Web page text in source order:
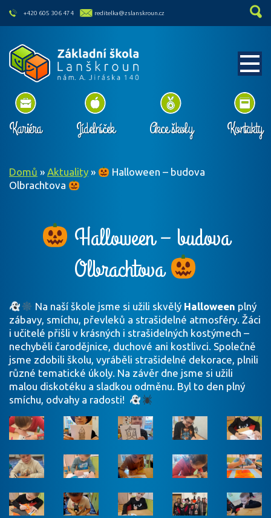
skip to main content
+420 605 306 474 reditelka@zslanskroun.cz
Kariéra Jídelníček Akce školy Kontakty
Domů » Aktuality »
Halloween – budova
Olbrachtova
Halloween – budova
Olbrachtova
Na naší škole jsme si užili skvělý Halloween plný
zábavy, smíchu, převleků a strašidelné atmosféry. Žáci
i učitelé přišli v krásných i strašidelných kostýmech –
nechyběli čarodějnice, duchové ani kostlivci. Společně
jsme zdobili školu, vyráběli strašidelné dekorace, plnili
různé tematické úkoly. Na závěr dne jsme si užili
malou diskotéku a sladkou odměnu. Byl to den plný
smíchu, odvahy a radosti!